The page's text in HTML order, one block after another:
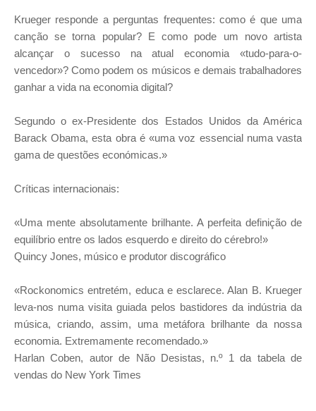
Krueger responde a perguntas frequentes: como é que uma
canção se torna popular? E como pode um novo artista
alcançar o sucesso na atual economia «tudo-para-o-
vencedor»? Como podem os músicos e demais trabalhadores
ganhar a vida na economia digital?
Segundo o ex-Presidente dos Estados Unidos da América
Barack Obama, esta obra é «uma voz essencial numa vasta
gama de questões económicas.»
Críticas internacionais:
«Uma mente absolutamente brilhante. A perfeita definição de
equilíbrio entre os lados esquerdo e direito do cérebro!»
Quincy Jones, músico e produtor discográfico
«Rockonomics entretém, educa e esclarece. Alan B. Krueger
leva-nos numa visita guiada pelos bastidores da indústria da
música, criando, assim, uma metáfora brilhante da nossa
economia. Extremamente recomendado.»
Harlan Coben, autor de Não Desistas, n.º 1 da tabela de
vendas do New York Times